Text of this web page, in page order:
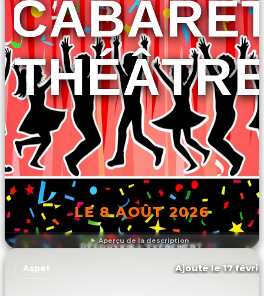
Aperçu de la description
LE 8 AOÛT 2026
DÉCOUVRIR L'ÉVÉNEMENT
Aspet Ajouté le 17